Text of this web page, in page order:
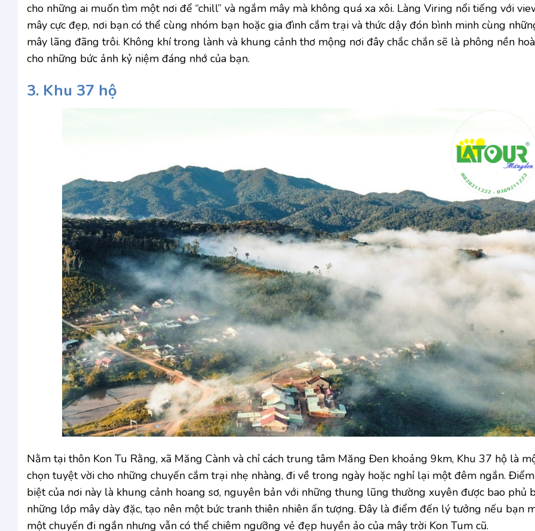
cho những ai muốn tìm một nơi để “chill” và ngắm mây mà không quá xa xôi. Làng Viring nổi tiếng với
mây cực đẹp, nơi bạn có thể cùng nhóm bạn hoặc gia đình cắm trại và thức dậy đón bình minh cùng
mây lãng đãng trôi. Không khí trong lành và khung cảnh thơ mộng nơi đây chắc chắn sẽ là phông nền
cho những bức ảnh kỷ niệm đáng nhớ của bạn.
3. Khu 37 hộ
Nằm tại thôn Kon Tu Rằng, xã Măng Cành và chỉ cách trung tâm Măng Đen khoảng 9km, Khu 37 hộ là
chọn tuyệt vời cho những chuyến cắm trại nhẹ nhàng, đi về trong ngày hoặc nghỉ lại một đêm ngắn.
biệt của nơi này là khung cảnh hoang sơ, nguyên bản với những thung lũng thường xuyên được bao phủ
những lớp mây dày đặc, tạo nên một bức tranh thiên nhiên ấn tượng. Đây là điểm đến lý tưởng nếu bạn
một chuyến đi ngắn nhưng vẫn có thể chiêm ngưỡng vẻ đẹp huyền ảo của mây trời Kon Tum cũ.